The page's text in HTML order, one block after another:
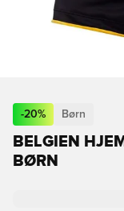
-20% Børn
BELGIEN
BØRN